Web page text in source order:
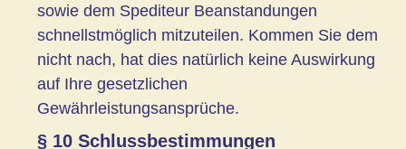
sowie dem Spediteur Beanstandungen
schnellstmöglich mitzuteilen. Kommen Sie dem
nicht nach, hat dies natürlich keine Auswirkung
auf Ihre gesetzlichen
Gewährleistungsansprüche.
§ 10 Schlussbestimmungen